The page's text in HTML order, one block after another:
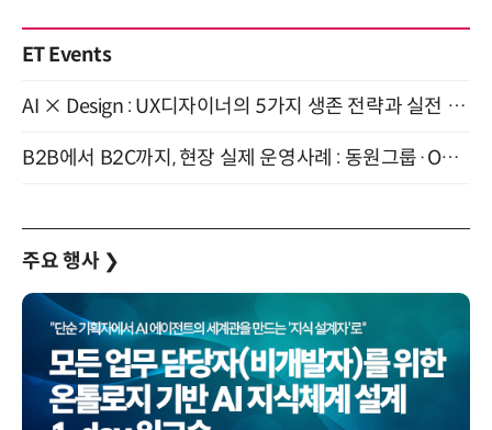
ET Events
AI × Design : UX디자이너의 5가지 생존 전략과 실전 대응 8월 28일 개최
B2B에서 B2C까지, 현장 실제 운영사례 : 동원그룹·OCI·다이닝브랜즈그룹·당근 (8/27)
주요 행사 ❯